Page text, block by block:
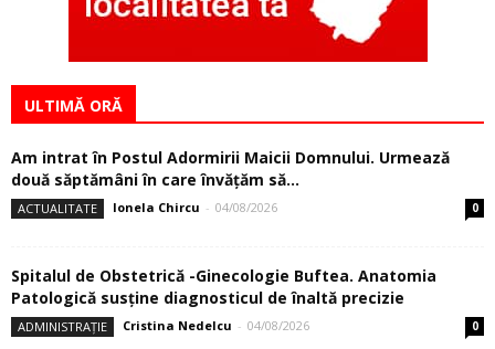
ULTIMĂ ORĂ
Am intrat în Postul Adormirii Maicii Domnului. Urmează
două săptămâni în care învăţăm să...
ACTUALITATE Ionela Chircu - 04/08/2026 0
Spitalul de Obstetrică -Ginecologie Buftea. Anatomia
Patologică susţine diagnosticul de înaltă precizie
ADMINISTRAȚIE Cristina Nedelcu - 04/08/2026 0